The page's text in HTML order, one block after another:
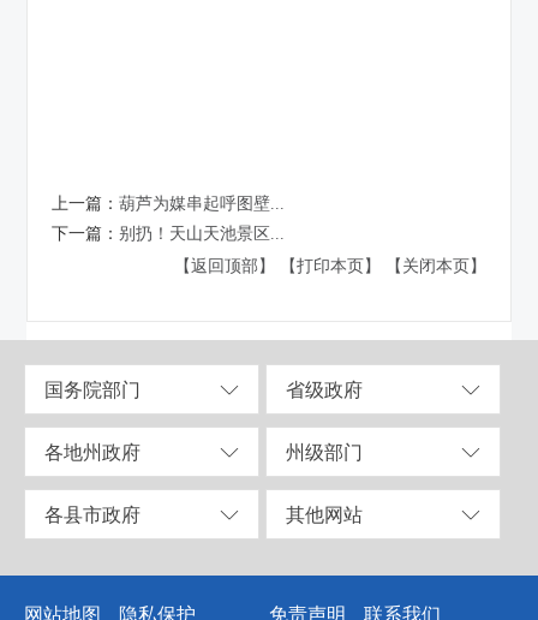
上一篇：葫芦为媒串起呼图壁...
下一篇：别扔！天山天池景区...
【返回顶部】
【打印本页】 【关闭本页】
国务院部门 省级政府
各地州政府 州级部门
各县市政府 其他网站
网站地图 隐私保护 免责声明 联系我们